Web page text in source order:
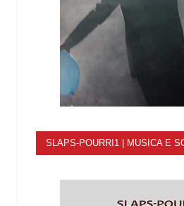
SLAPS-POURRI1 | MUSICA E